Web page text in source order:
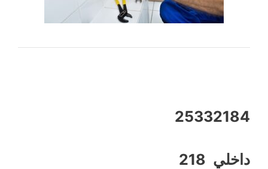
25332184
داخلي 218